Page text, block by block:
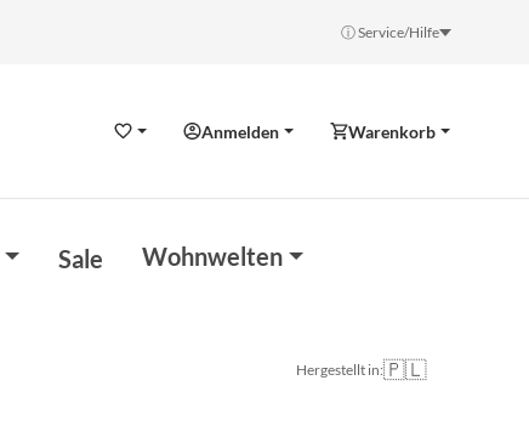
ⓘ Service/Hilfe
WunschzettelAnmelden Warenkorb
Sale Wohnwelten
Hergestellt in:🇵🇱